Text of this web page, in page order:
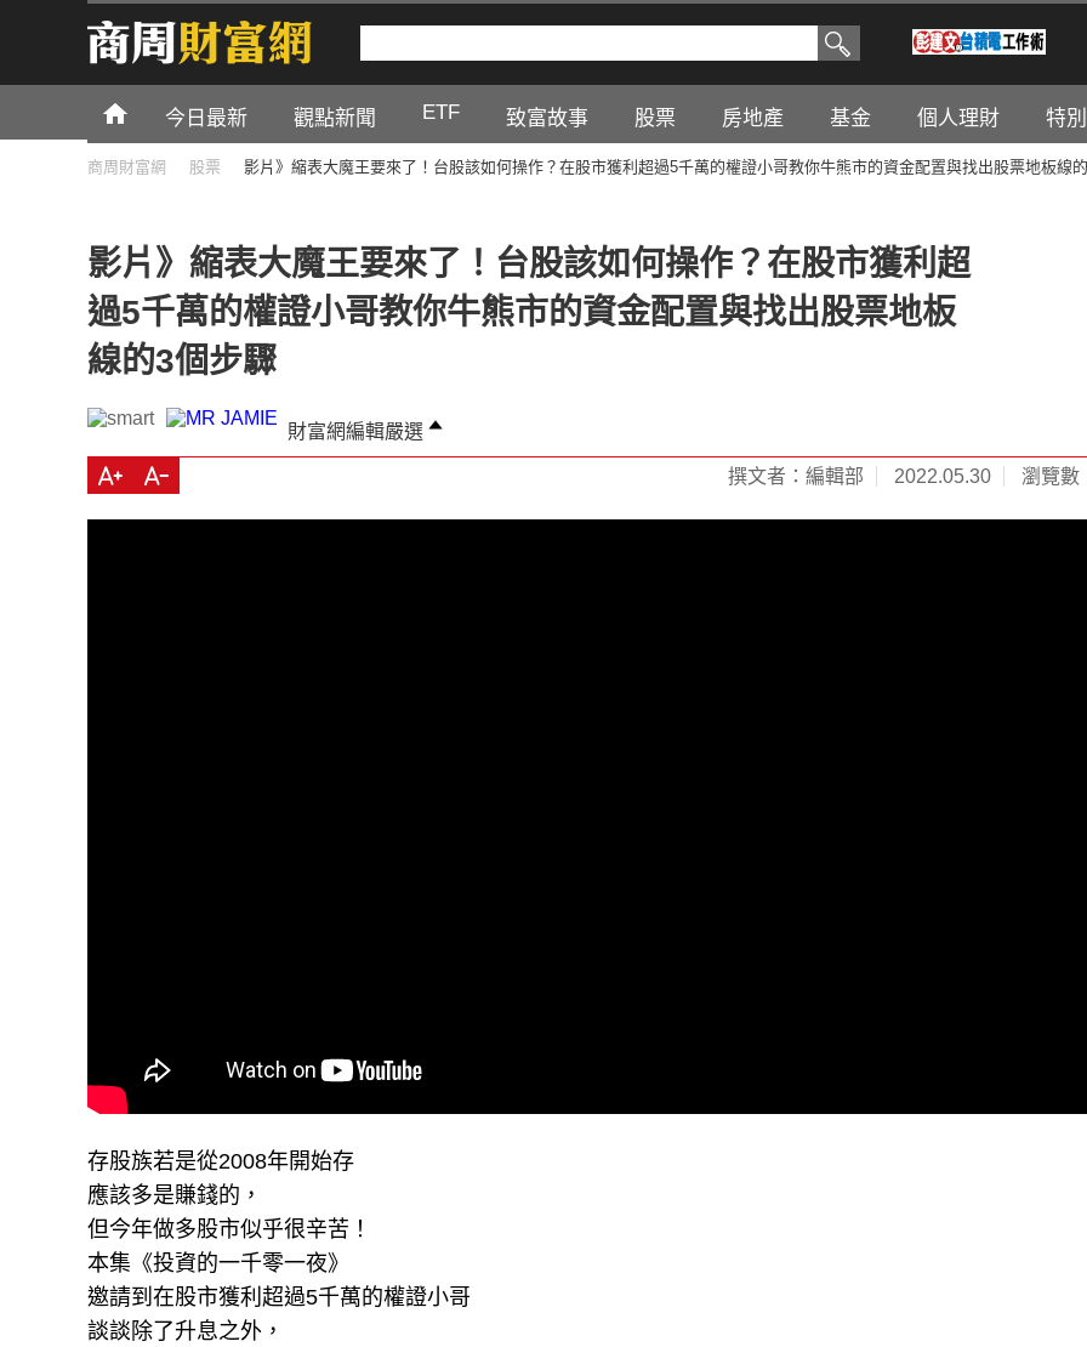
今日最新 觀點新聞 ETF 致富故事 股票 房地產 基金 個人理財 特
商周財富網 股票 影片》縮表大魔王要來了！台股該如何操作？在股市獲利超過5千萬的權證小哥教你牛熊市的資金配置與找出股票地板線
影片》縮表大魔王要來了！台股該如何操作？在股市獲利超
過5千萬的權證小哥教你牛熊市的資金配置與找出股票地板
線的3個步驟
財富網編輯嚴選
撰文者：編輯部 2022.05.30 瀏覽數
存股族若是從2008年開始存
應該多是賺錢的，
但今年做多股市似乎很辛苦！
本集《投資的一千零一夜》
邀請到在股市獲利超過5千萬的權證小哥
談談除了升息之外，